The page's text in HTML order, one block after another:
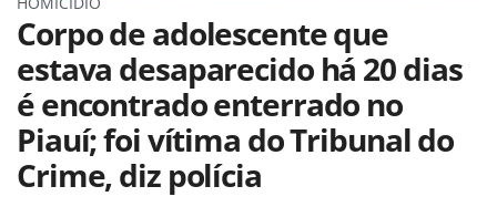
Corpo de adolescente que
estava desaparecido há 20 dias
é encontrado enterrado no
Piauí; foi vítima do Tribunal do
Crime, diz polícia